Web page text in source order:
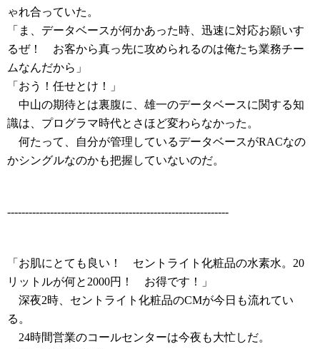
ゃれ合っていた。
「ま、データベースが何かあった時、迅速に対応お願いす
るぜ！ お客から真っ先に攻められるのは俺たち業務チー
ムなんだから」
「おう！任せとけ！」
中山の期待とは裏腹に、雄一のデータベースに関する知
識は、プログラマ時代とさほど変わらなかった。
何たって、自分が管理しているデータベースがRACなの
かシングルなのかも把握していないのだ。
--------------------------------------------------------------
「お肌にとても良い！ セントライト化粧品の水素水。20
リットルが何と2000円！ お得です！」
深夜2時、セントライト化粧品のCMが今日も流れてい
る。
24時間営業のコールセンターは今夜も大忙しだ。